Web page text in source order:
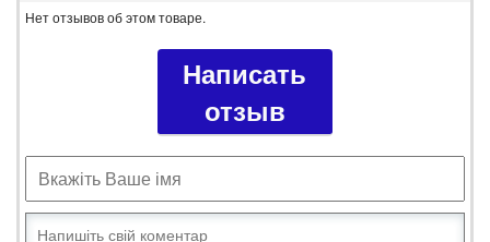
Нет отзывов об этом товаре.
Написать
отзыв